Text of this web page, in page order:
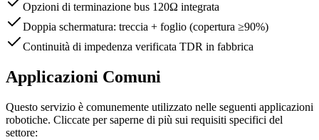
Opzioni di terminazione bus 120Ω integrata
Doppia schermatura: treccia + foglio (copertura ≥90%)
Continuità di impedenza verificata TDR in fabbrica
Applicazioni Comuni
Questo servizio è comunemente utilizzato nelle seguenti applicazioni
robotiche. Cliccate per saperne di più sui requisiti specifici del
settore: